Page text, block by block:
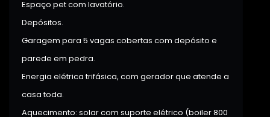
Espaço pet com lavatório.
Depósitos.
Garagem para 5 vagas cobertas com depósito e
parede em pedra.
Energia elétrica trifásica, com gerador que atende a
casa toda.
Aquecimento: solar com suporte elétrico (boiler 800